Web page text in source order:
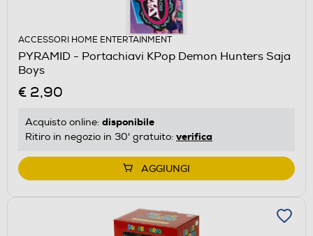
ACCESSORI HOME ENTERTAINMENT
PYRAMID - Portachiavi KPop Demon Hunters Saja
Boys
€ 2,90
Acquisto online: disponibile
Ritiro in negozio in 30' gratuito: verifica
AGGIUNGI